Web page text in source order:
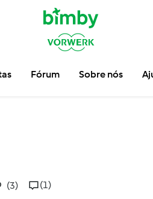
Fórum Sobre nós
(3) (1)